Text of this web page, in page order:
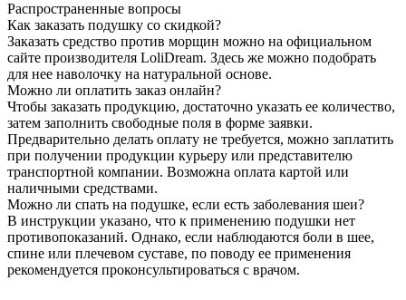
Распространенные вопросы
Как заказать подушку со скидкой?
Заказать средство против морщин можно на официальном
сайте производителя LoliDream. Здесь же можно подобрать
для нее наволочку на натуральной основе.
Можно ли оплатить заказ онлайн?
Чтобы заказать продукцию, достаточно указать ее количество,
затем заполнить свободные поля в форме заявки.
Предварительно делать оплату не требуется, можно заплатить
при получении продукции курьеру или представителю
транспортной компании. Возможна оплата картой или
наличными средствами.
Можно ли спать на подушке, если есть заболевания шеи?
В инструкции указано, что к применению подушки нет
противопоказаний. Однако, если наблюдаются боли в шее,
спине или плечевом суставе, по поводу ее применения
рекомендуется проконсультироваться с врачом.